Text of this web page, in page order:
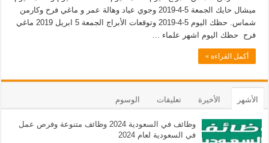
ميشال حايك الجمعة 5-4-2019 وجوي عياد وهالة عمر و ماغي فرح وكارمن
شماس. حظك اليوم 5-4-2019 وتوقعات الأبراج الجمعة 5 ابريل 2019 ماغي
فرح حظك اليوم اشهر علماء …
أكمل القراءة »
الأشهر الأخيرة تعليقات الوسوم
وظائف في السعودية 2024 وظائف متنوعة وفرص عمل
في السعودية لعام 2024